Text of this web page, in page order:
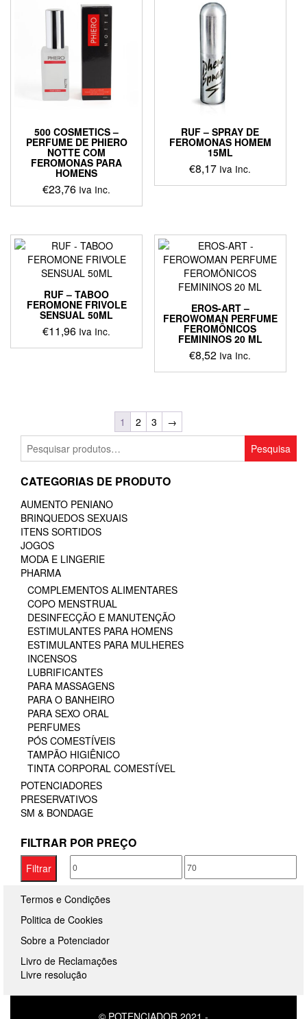
500 COSMETICS –
PERFUME DE PHIERO
NOTTE COM
FEROMONAS PARA
HOMENS
€23,76 Iva Inc.
RUF – SPRAY DE
FEROMONAS HOMEM
15ML
€8,17 Iva Inc.
RUF – TABOO
FEROMONE FRIVOLE
SENSUAL 50ML
€11,96 Iva Inc.
EROS-ART –
FEROWOMAN PERFUME
FEROMÔNICOS
FEMININOS 20 ML
€8,52 Iva Inc.
1 2 3
→
Pesquisar
por:
Pesquisa
CATEGORIAS DE PRODUTO
AUMENTO PENIANO
BRINQUEDOS SEXUAIS
ITENS SORTIDOS
JOGOS
MODA E LINGERIE
PHARMA
COMPLEMENTOS ALIMENTARES
COPO MENSTRUAL
DESINFECÇÃO E MANUTENÇÃO
ESTIMULANTES PARA HOMENS
ESTIMULANTES PARA MULHERES
INCENSOS
LUBRIFICANTES
PARA MASSAGENS
PARA O BANHEIRO
PARA SEXO ORAL
PERFUMES
PÓS COMESTÍVEIS
TAMPÃO HIGIÊNICO
TINTA CORPORAL COMESTÍVEL
POTENCIADORES
PRESERVATIVOS
SM & BONDAGE
FILTRAR POR PREÇO
Preço
Preço
Filtrar
Termos e Condições
Politica de Cookies
Sobre a Potenciador
Livro de Reclamações
Livre resolução